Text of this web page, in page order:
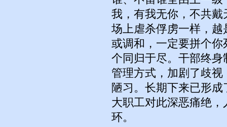
我，有我无你，不共
场上虐杀俘虏一样，
或调和，一定要拼个
个同归于尽。干部终
管理方式，加剧了歧
陋习。长期下来已形
大职工对此深恶痛绝
环。